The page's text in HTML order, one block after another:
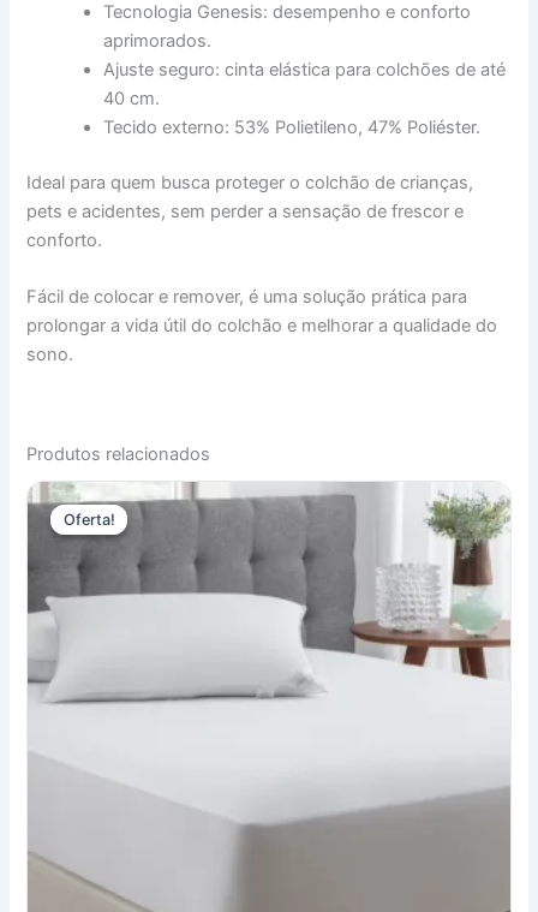
Tecnologia Genesis: desempenho e conforto
aprimorados.
Ajuste seguro: cinta elástica para colchões de até
40 cm.
Tecido externo: 53% Polietileno, 47% Poliéster.
Ideal para quem busca proteger o colchão de crianças,
pets e acidentes, sem perder a sensação de frescor e
conforto.
Fácil de colocar e remover, é uma solução prática para
prolongar a vida útil do colchão e melhorar a qualidade do
sono.
Produtos relacionados
Oferta!
Oferta!